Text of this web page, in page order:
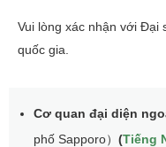
Vui lòng xác nhận với Đại
quốc gia.
Cơ quan đại diện
phố Sapporo） (Tiếng